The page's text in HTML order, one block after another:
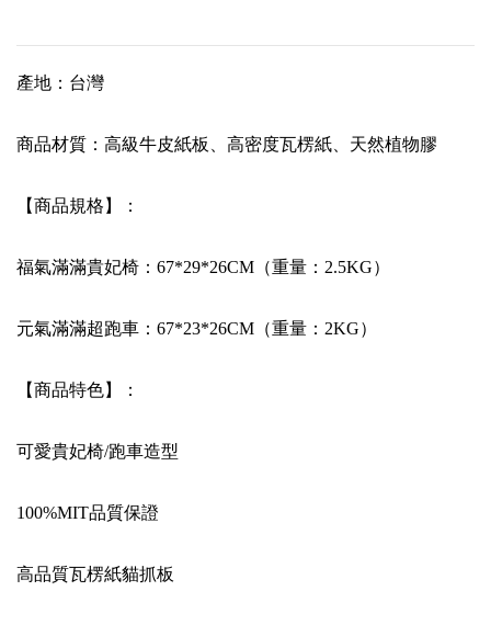
產地：台灣
商品材質：高級牛皮紙板、高密度瓦楞紙、天然植物膠
【商品規格】：
福氣滿滿貴妃椅：67*29*26CM（重量：2.5KG）
元氣滿滿超跑車：67*23*26CM（重量：2KG）
【商品特色】：
可愛貴妃椅/跑車造型
100%MIT品質保證
高品質瓦楞紙貓抓板